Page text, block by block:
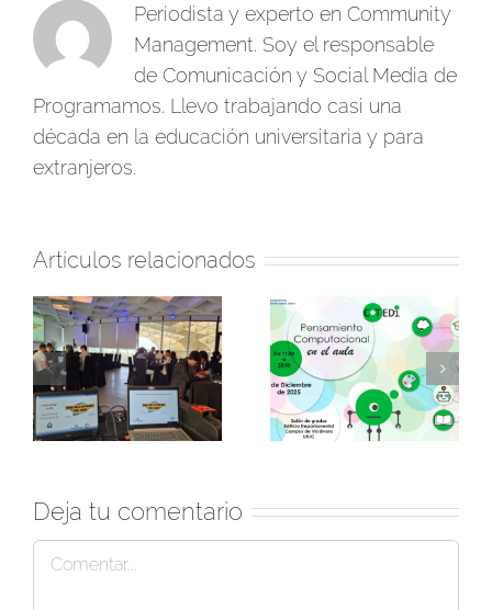
Periodista y experto en Community
Management. Soy el responsable
de Comunicación y Social Media de
Programamos. Llevo trabajando casi una
década en la educación universitaria y para
extranjeros.
Artículos relacionados
Jornada y ¡concurso!
sobre Pensamiento
Computacional en la
Universidad Rey Juan
Carlos
Así fue la jornada de
celebración «El
pensamiento
computacional se
hace mayor de edad»
Deja tu comentario
Comentar